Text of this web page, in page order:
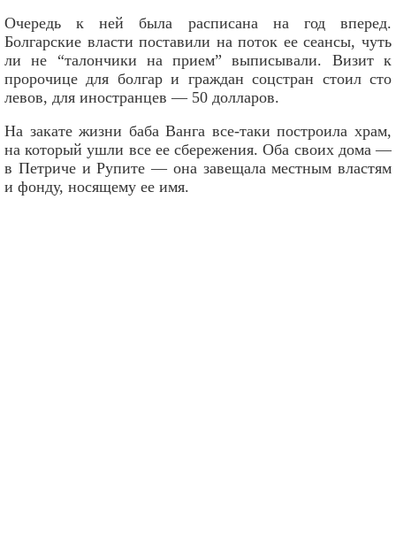
Очередь к ней была расписана на год вперед.
Болгарские власти поставили на поток ее сеансы, чуть
ли не “талончики на прием” выписывали. Визит к
пророчице для болгар и граждан соцстран стоил сто
левов, для иностранцев — 50 долларов.
На закате жизни баба Ванга все-таки построила храм,
на который ушли все ее сбережения. Оба своих дома —
в Петриче и Рупите — она завещала местным властям
и фонду, носящему ее имя.